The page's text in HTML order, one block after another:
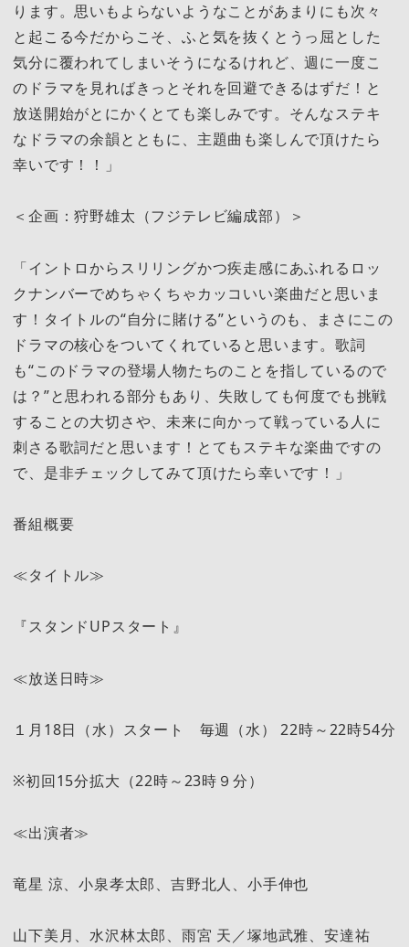
ります。思いもよらないようなことがあまりにも次々
と起こる今だからこそ、ふと気を抜くとうっ屈とした
気分に覆われてしまいそうになるけれど、週に一度こ
のドラマを見ればきっとそれを回避できるはずだ！と
放送開始がとにかくとても楽しみです。そんなステキ
なドラマの余韻とともに、主題曲も楽しんで頂けたら
幸いです！！」
＜企画：狩野雄太（フジテレビ編成部）＞
「イントロからスリリングかつ疾走感にあふれるロッ
クナンバーでめちゃくちゃカッコいい楽曲だと思いま
す！タイトルの“自分に賭ける”というのも、まさにこの
ドラマの核心をついてくれていると思います。歌詞
も“このドラマの登場人物たちのことを指しているので
は？”と思われる部分もあり、失敗しても何度でも挑戦
することの大切さや、未来に向かって戦っている人に
刺さる歌詞だと思います！とてもステキな楽曲ですの
で、是非チェックしてみて頂けたら幸いです！」
番組概要
≪タイトル≫
『スタンドUPスタート』
≪放送日時≫
１月18日（水）スタート 毎週（水） 22時～22時54分
※初回15分拡大（22時～23時９分）
≪出演者≫
竜星 涼、小泉孝太郎、吉野北人、小手伸也
山下美月、水沢林太郎、雨宮 天／塚地武雅、安達祐